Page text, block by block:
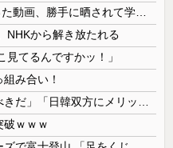
NHKから解き放たれる
見てるんですかッ！」
み合い！
破ｗｗｗ